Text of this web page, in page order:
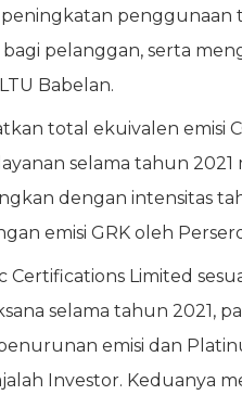
penggunaan
pelanggan, serta
Babelan.
total ekuivalen emisi
selama tahun 2021
dengan intensitas
emisi GRK oleh
Limited
selama tahun 2021,
emisi dan
Investor. Keduanya